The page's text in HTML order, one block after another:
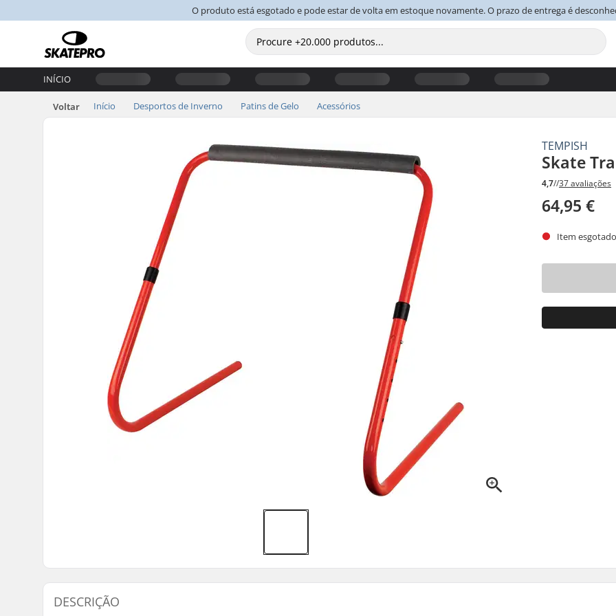
O produto está esgotado e pode estar de volta em estoque novamente. O prazo de entrega é
INÍCIO
Voltar Início Desportos de Inverno Patins de Gelo Acessórios
TEMPISH
Skate
4,7//37 avaliações
64,95 €
Item
DESCRIÇÃO